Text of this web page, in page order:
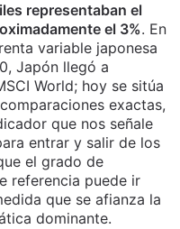
representaban el
el 3%. En
variable japonesa
Japón llegó a
World; hoy se sitúa
exactas,
que nos señale
entrar y salir de los
el grado de
referencia puede ir
que se afianza la
dominante.